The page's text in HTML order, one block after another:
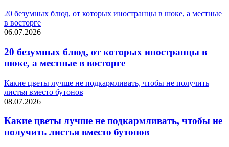
20 безумных блюд, от которых иностранцы в шоке, а местные
в восторге
06.07.2026
20 безумных блюд, от которых иностранцы в
шоке, а местные в восторге
Какие цветы лучше не подкармливать, чтобы не получить
листья вместо бутонов
08.07.2026
Какие цветы лучше не подкармливать, чтобы не
получить листья вместо бутонов